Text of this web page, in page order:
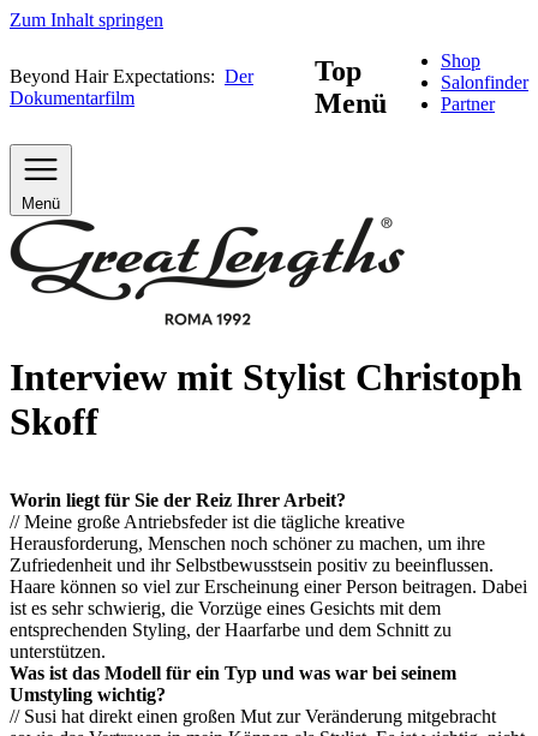
Zum Inhalt springen
Beyond Hair Expectations: Der
Dokumentarfilm
Top
Menü
Shop
Salonfinder
Partner
Menü
Interview mit Stylist Christoph
Skoff
Worin liegt für Sie der Reiz Ihrer Arbeit?
// Meine große Antriebsfeder ist die tägliche kreative
Herausforderung, Menschen noch schöner zu machen, um ihre
Zufriedenheit und ihr Selbstbewusstsein positiv zu beeinflussen.
Haare können so viel zur Erscheinung einer Person beitragen. Dabei
ist es sehr schwierig, die Vorzüge eines Gesichts mit dem
entsprechenden Styling, der Haarfarbe und dem Schnitt zu
unterstützen.
Was ist das Modell für ein Typ und was war bei seinem
Umstyling wichtig?
// Susi hat direkt einen großen Mut zur Veränderung mitgebracht